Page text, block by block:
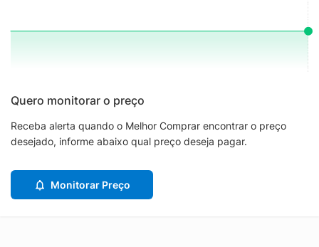
Quero monitorar o preço
Receba alerta quando o Melhor Comprar encontrar o preço
desejado, informe abaixo qual preço deseja pagar.
Monitorar Preço